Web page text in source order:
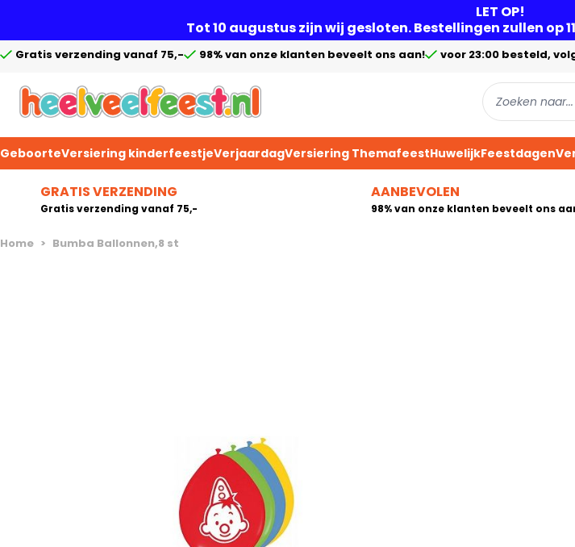
LET OP!
Tot 10 augustus zijn wij gesloten. Bestellingen zullen op
Gratis verzending vanaf 75,- 98% van onze klanten beveelt ons aan! voor 23:00 besteld,
GeboorteVersiering kinderfeestjeVerjaardagVersiering ThemafeestHuwelijkFeestdagen
GRATIS VERZENDING
Gratis verzending vanaf 75,-
AANBEVOLEN
98% van onze klanten beveelt ons
Home > Bumba Ballonnen,8 st